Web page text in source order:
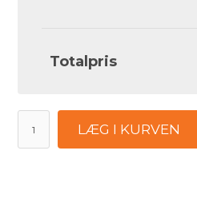
Totalpris
LÆG I KURVEN